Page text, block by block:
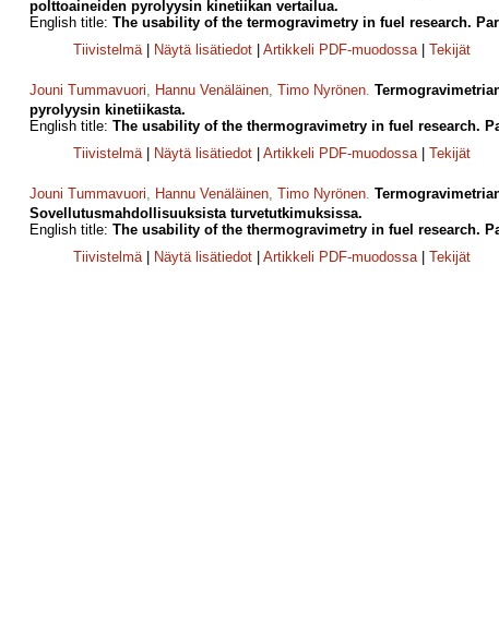
polttoaineiden pyrolyysin kinetiikan vertailua.
English title: The usability of the termogravimetry in fuel research.
Tiivistelmä| Näytä lisätiedot Artikkeli PDF-muodossa| Tekijät
Jouni Tummavuori, Hannu Venäläinen, Timo Nyrönen.
pyrolyysin kinetiikasta.
English title: The usability of the thermogravimetry in fuel research.
Tiivistelmä| Näytä lisätiedot Artikkeli PDF-muodossa| Tekijät
Jouni Tummavuori, Hannu Venäläinen, Timo Nyrönen.
Sovellutusmahdollisuuksista turvetutkimuksissa.
English title: The usability of the thermogravimetry in fuel research.
Tiivistelmä| Näytä lisätiedot Artikkeli PDF-muodossa| Tekijät